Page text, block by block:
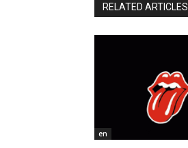
RELATED ARTICLES
en